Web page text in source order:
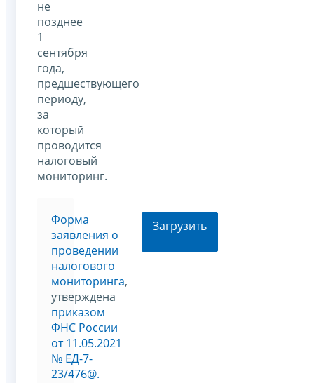
не
позднее
1
сентября
года,
предшествующего
периоду,
за
который
проводится
налоговый
мониторинг.
Форма
заявления о
проведении
налогового
мониторинга,
утверждена
приказом
ФНС России
от 11.05.2021
№ EД-7-
23/476@.
Загрузить